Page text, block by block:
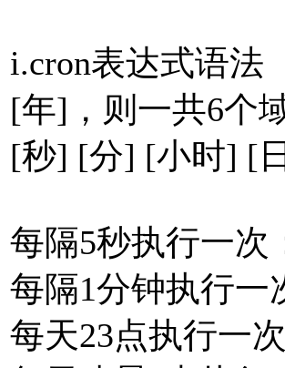
i.cron表达式语法
[年]，则一共6个域
[秒] [分] [小时] [
每隔5秒执行一
每隔1分钟执行
每天23点执行一